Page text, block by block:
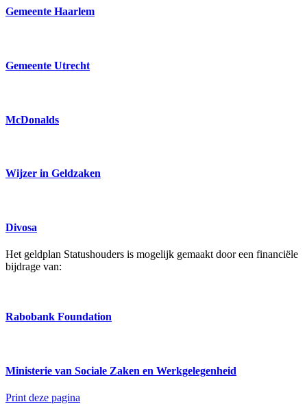
Gemeente Haarlem
Gemeente Utrecht
McDonalds
Wijzer in Geldzaken
Divosa
Het geldplan Statushouders is mogelijk gemaakt door een financiële
bijdrage van:
Rabobank Foundation
Ministerie van Sociale Zaken en Werkgelegenheid
Print deze pagina